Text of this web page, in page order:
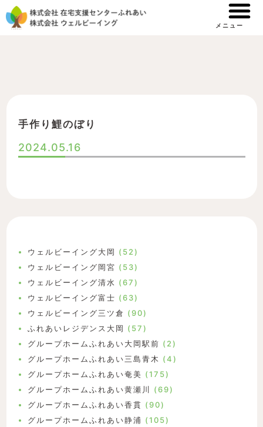
容
メニュー
手作り鯉のぼり
2024.05.16
ウェルビーイング大岡 (52)
ウェルビーイング岡宮 (53)
ウェルビーイング清水 (67)
ウェルビーイング富士 (63)
ウェルビーイング三ツ倉 (90)
ふれあいレジデンス大岡 (57)
グループホームふれあい大岡駅前 (2)
グループホームふれあい三島青木 (4)
グループホームふれあい奄美 (175)
グループホームふれあい黄瀬川
(69)
グループホームふれあい香貫 (90)
グループホームふれあい静浦 (105)